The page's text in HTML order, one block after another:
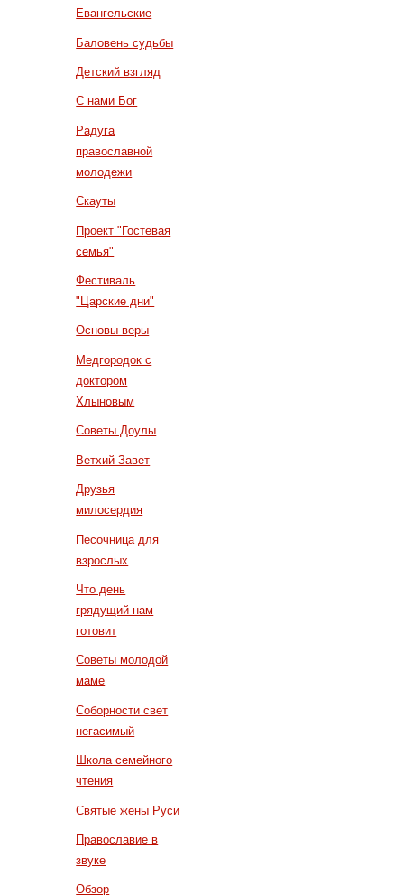
Евангельские
Баловень судьбы
Детский взгляд
С нами Бог
Радуга
православной
молодежи
Скауты
Проект "Гостевая
семья"
Фестиваль
"Царские дни"
Основы веры
Медгородок с
доктором
Хлыновым
Советы Доулы
Ветхий Завет
Друзья
милосердия
Песочница для
взрослых
Что день
грядущий нам
готовит
Советы молодой
маме
Соборности свет
негасимый
Школа семейного
чтения
Святые жены Руси
Православие в
звуке
Обзор